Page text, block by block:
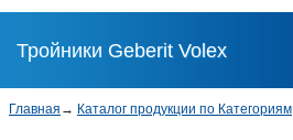
Тройники Geberit Volex
Главная → Каталог продукции по Категориям